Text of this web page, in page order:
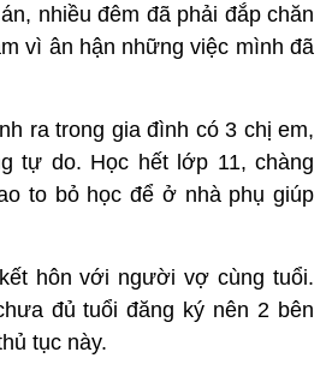
nhiều đêm đã phải đắp chăn
vì ân hận những việc mình đã
ra trong gia đình có 3 chị em,
tự do. Học hết lớp 11, chàng
to bỏ học để ở nhà phụ giúp
hôn với người vợ cùng tuổi.
đủ tuổi đăng ký nên 2 bên
tục này.